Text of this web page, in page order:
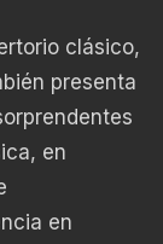
clásico,
presenta
en
en